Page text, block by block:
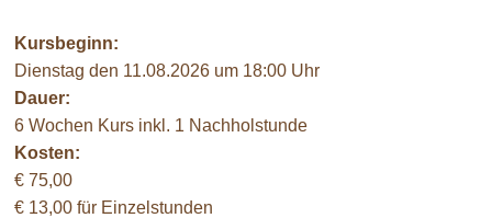
Kursbeginn:
Dienstag den 11.08.2026 um 18:00 Uhr
Dauer:
6 Wochen Kurs inkl. 1 Nachholstunde
Kosten:
€ 75,00
€ 13,00 für Einzelstunden